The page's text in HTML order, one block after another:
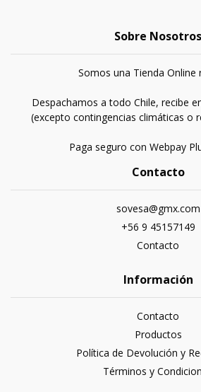
Sobre Nosotros
Somos una Tienda Online
Despachamos a todo Chile, recibe
(excepto contingencias climáticas o
Paga seguro con Webpay
Contacto
sovesa@gmx.com
+56 9 45157149
Contacto
Información
Contacto
Productos
Política de Devolución y
Términos y